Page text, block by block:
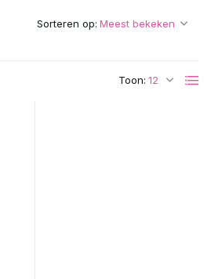
Toon:
Sorteren op: